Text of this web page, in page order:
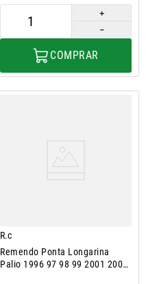
＋
－
COMPRAR
R.c
Remendo Ponta Longarina
Palio 1996 97 98 99 2001 2002